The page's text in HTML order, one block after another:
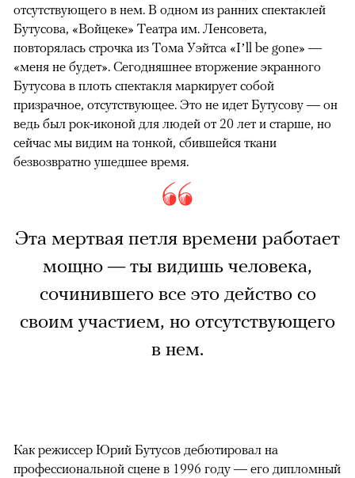
отсутствующего в нем. В одном из ранних спектаклей
Бутусова, «Войцеке» Театра им. Ленсовета,
повторялась строчка из Тома Уэйтса «I’ll be gone» —
«меня не будет». Сегодняшнее вторжение экранного
Бутусова в плоть спектакля маркирует собой
призрачное, отсутствующее. Это не идет Бутусову — он
ведь был рок-иконой для людей от 20 лет и старше, но
сейчас мы видим на тонкой, сбившейся ткани
безвозвратно ушедшее время.
Эта мертвая петля времени работает
мощно — ты видишь человека,
сочинившего все это действо со
своим участием, но отсутствующего
в нем.
Как режиссер Юрий Бутусов дебютировал на
профессиональной сцене в 1996 году — его дипломный